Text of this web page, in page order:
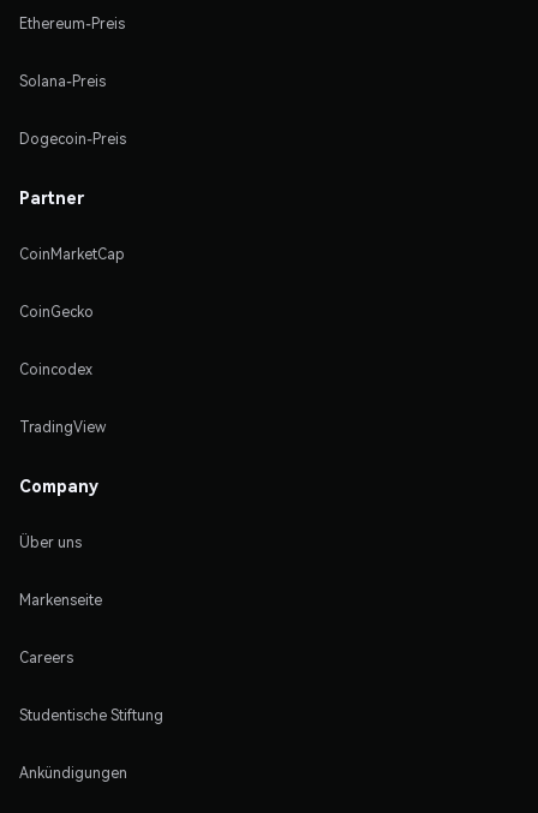
Ethereum-Preis
Solana-Preis
Dogecoin-Preis
Partner
CoinMarketCap
CoinGecko
Coincodex
TradingView
Company
Über uns
Markenseite
Careers
Studentische Stiftung
Ankündigungen